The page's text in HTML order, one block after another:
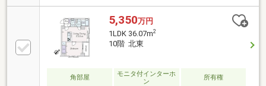
ニ・スーパー・ホームセンターが徒歩圏・東西線・大
江戸線・半蔵門線が利用可能なマルチアクセス・1997
年6月築、新耐震基準マンション・リビングダイニン
グキッチンの写真はCGで作成したリフォームイメージ
です。リフォーム費用は価格に含まれておりません、
5,350万円
1LDK 36.07m2
10階 北東
角部屋
モニタ付インターホ
ン
所有権